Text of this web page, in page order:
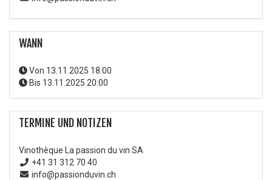
WANN
Von 13.11.2025 18:00
Bis 13.11.2025 20:00
TERMINE UND NOTIZEN
Vinothèque La passion du vin SA
+41 31 312 70 40
info@passionduvin.ch